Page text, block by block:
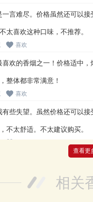
言难尽。价格虽然还可以
太喜欢这种口味，不推荐。
喜欢
欢的香烟之一！价格适中
整体都非常满意！
喜欢
些失望。虽然价格还可以
不太舒适。不太建议购买。
查看更
相关